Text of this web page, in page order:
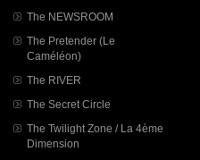
The NEWSROOM
The Pretender (Le
Caméléon)
The RIVER
The Secret Circle
The Twilight Zone / La 4ème
Dimension